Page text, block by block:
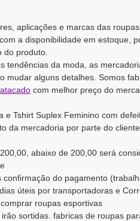
aplicações e marcas das
a disponibilidade em estoque,
do produto.
tendências da moda, as
mudar alguns detalhes. Somos
com melhor preço do
e Tshirt Suplex Feminino com
da mercadoria por parte do
abaixo de 200,00 será
do pagamento
úteis por transportadoras e
roupas esportivas
sortidas. fabricas de roupas